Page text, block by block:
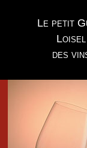
Le petit
Loisel
des